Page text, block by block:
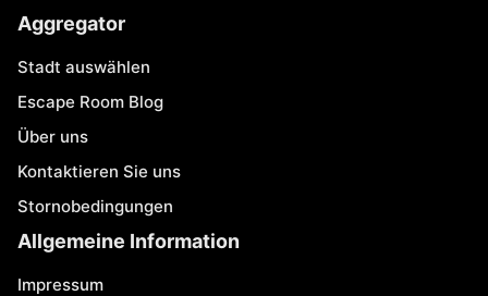
Aggregator
Stadt auswählen
Escape Room Blog
Über uns
Kontaktieren Sie uns
Stornobedingungen
Allgemeine Information
Impressum